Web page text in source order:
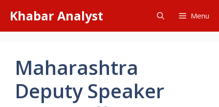
content
Khabar Analyst Menu
Maharashtra
Deputy Speaker